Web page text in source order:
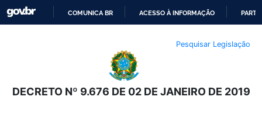
O
CONTEÚDO
COMUNICA BR ACESSO À INFORMAÇÃO
Pesquisar Legislação
DECRETO Nº 9.676 DE 02 DE JANEIRO DE 2019